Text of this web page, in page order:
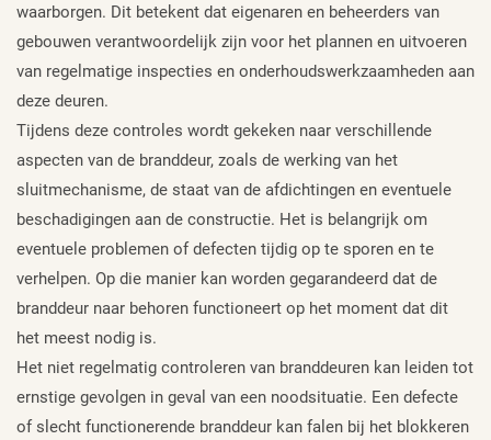
waarborgen. Dit betekent dat eigenaren en beheerders van
gebouwen verantwoordelijk zijn voor het plannen en uitvoeren
van regelmatige inspecties en onderhoudswerkzaamheden aan
deze deuren.
Tijdens deze controles wordt gekeken naar verschillende
aspecten van de branddeur, zoals de werking van het
sluitmechanisme, de staat van de afdichtingen en eventuele
beschadigingen aan de constructie. Het is belangrijk om
eventuele problemen of defecten tijdig op te sporen en te
verhelpen. Op die manier kan worden gegarandeerd dat de
branddeur naar behoren functioneert op het moment dat dit
het meest nodig is.
Het niet regelmatig controleren van branddeuren kan leiden tot
ernstige gevolgen in geval van een noodsituatie. Een defecte
of slecht functionerende branddeur kan falen bij het blokkeren